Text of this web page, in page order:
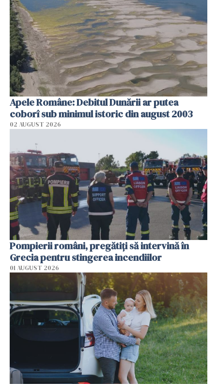
Apele Române: Debitul Dunării ar putea
coborî sub minimul istoric din august 2003
02 AUGUST 2026
Pompierii români, pregătiţi să intervină în
Grecia pentru stingerea incendiilor
01 AUGUST 2026